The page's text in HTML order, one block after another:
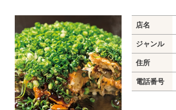
店名
ジャンル
住所
電話番号